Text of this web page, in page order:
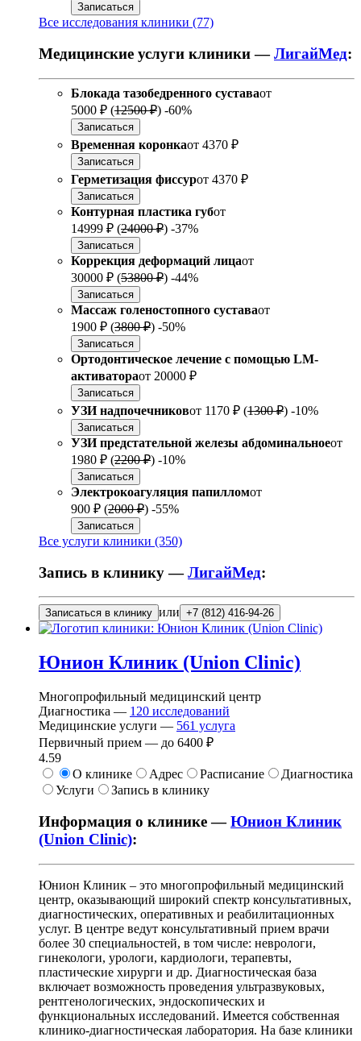
Записаться
Все исследования клиники (77)
Медицинские услуги клиники —ЛигайМед:
Блокада тазобедренного суставаот
5000 ₽ (12500 ₽) -60%
Записаться
Временная коронкаот 4370 ₽
Записаться
Герметизация фиссурот 4370 ₽
Записаться
Контурная пластика губот
14999 ₽ (24000 ₽) -37%
Записаться
Коррекция деформаций лицаот
30000 ₽ (53800 ₽) -44%
Записаться
Массаж голеностопного суставаот
1900 ₽ (3800 ₽) -50%
Записаться
Ортодонтическое лечение с помощью LM-
активатораот 20000 ₽
Записаться
УЗИ надпочечниковот 1170 ₽ (1300 ₽) -10%
Записаться
УЗИ предстательной железы абдоминальноеот
1980 ₽ (2200 ₽) -10%
Записаться
Электрокоагуляция папилломот
900 ₽ (2000 ₽) -55%
Записаться
Все услуги клиники (350)
Запись в клинику —ЛигайМед:
Записаться в клинику или +7 (812) 416-94-26
Юнион Клиник (Union Clinic)
Многопрофильный медицинский центр
Диагностика — 120 исследований
Медицинские услуги — 561 услуга
Первичный прием — до 6400 ₽
4.59
О клинике
Адрес Расписание
Диагностика
Услуги
Запись в клинику
Информация о клинике —Юнион Клиник
(Union Clinic):
Юнион Клиник – это многопрофильный медицинский
центр, оказывающий широкий спектр консультативных,
диагностических, оперативных и реабилитационных
услуг. В центре ведут консультативный прием врачи
более 30 специальностей, в том числе: неврологи,
гинекологи, урологи, кардиологи, терапевты,
пластические хирурги и др. Диагностическая база
включает возможность проведения ультразвуковых,
рентгенологических, эндоскопических и
функциональных исследований. Имеется собственная
клинико-диагностическая лаборатория. На базе клиники